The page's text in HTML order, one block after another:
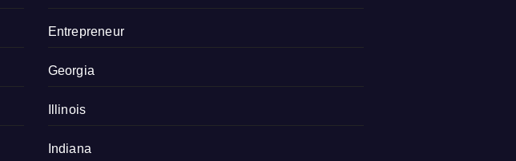
Entrepreneur
Georgia
Illinois
Indiana